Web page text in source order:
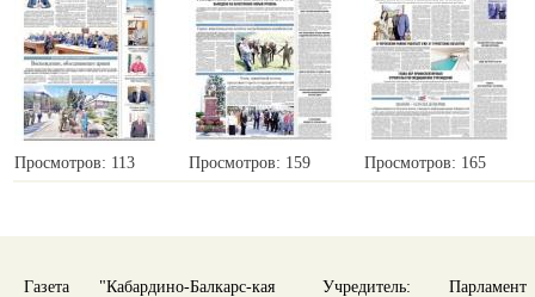
Просмотров: 113 Просмотров: 159 Просмотров: 165
Газета "Кабардино-Балкарс-кая
Учредитель: